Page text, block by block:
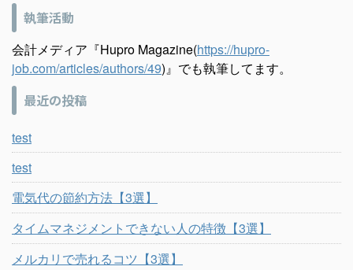
執筆活動
会計メディア『Hupro Magazine(https://hupro-
job.com/articles/authors/49)』でも執筆してます。
最近の投稿
test
test
電気代の節約方法【3選】
タイムマネジメントできない人の特徴【3選】
メルカリで売れるコツ【3選】